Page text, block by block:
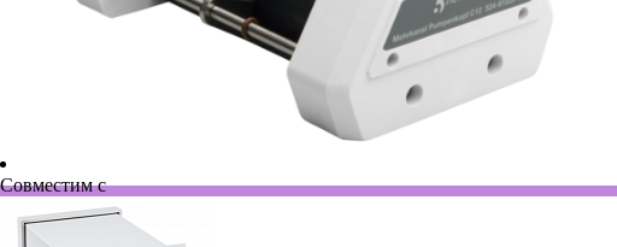
Совместим с